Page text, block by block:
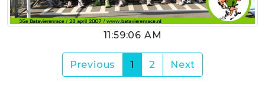
11:59:06 AM
Previous 1 (current)
2 Next